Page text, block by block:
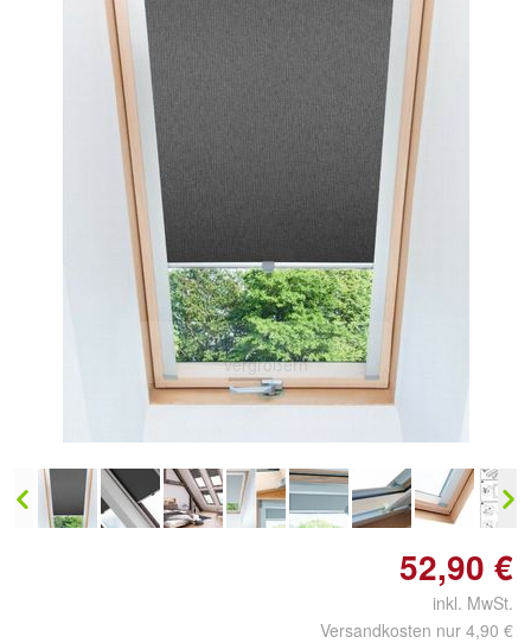
Doppelt antippen zum
vergrößern
52,90 €
inkl. MwSt.
Versandkosten nur 4,90 €